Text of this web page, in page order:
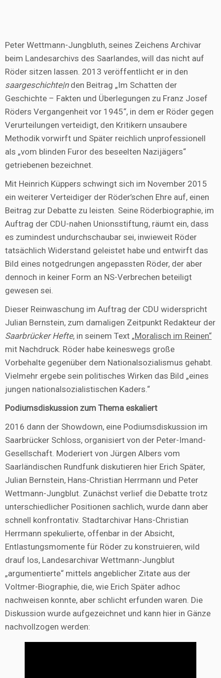
Peter Wettmann-Jungbluth, seines Zeichens Archivar
beim Landesarchivs des Saarlandes, will das nicht auf
Röder sitzen lassen. 2013 veröffentlicht er in den
saargeschichte|nden Beitrag „Im Schatten der
Geschichte – Fakten und Überlegungen zu Franz Josef
Röders Vergangenheit vor 1945“, in dem er Röder gegen
Verurteilungen verteidigt, den Kritikern unsaubere
Methodik vorwirft und Später reichlich unprofessionell
als „vom blinden Furor des beseelten Nazijägers“
getriebenen bezeichnet.
Mit Heinrich Küppers schwingt sich im November 2015
ein weiterer Verteidiger der Röder’schen Ehre auf, einen
Beitrag zur Debatte zu leisten. Seine Röderbiographie, im
Auftrag der CDU-nahen Unionsstiftung, räumt ein, dass
es zumindest undurchschaubar sei, inwieweit Röder
tatsächlich Widerstand geleistet habe und entwirft das
Bild eines notgedrungen angepassten Röder, der aber
dennoch in keiner Form an NS-Verbrechen beteiligt
gewesen sei.
Dieser Reinwaschung im Auftrag der CDU widerspricht
Julian Bernstein, zum damaligen Zeitpunkt Redakteur der
Saarbrücker Hefte, in seinem Text „Moralisch im Reinen“
mit Nachdruck. Röder habe keineswegs große
Vorbehalte gegenüber dem Nationalsozialismus gehabt.
Vielmehr ergebe sein politisches Wirken das Bild „eines
jungen nationalsozialistischen Kaders.“
Podiumsdiskussion zum Thema eskaliert
2016 dann der Showdown, eine Podiumsdiskussion im
Saarbrücker Schloss, organisiert von der Peter-Imand-
Gesellschaft. Moderiert von Jürgen Albers vom
Saarländischen Rundfunk diskutieren hier Erich Später,
Julian Bernstein, Hans-Christian Herrmann und Peter
Wettmann-Jungblut. Zunächst verlief die Debatte trotz
unterschiedlicher Positionen sachlich, wurde dann aber
schnell konfrontativ. Stadtarchivar Hans-Christian
Herrmann spekulierte, offenbar in der Absicht,
Entlastungsmomente für Röder zu konstruieren, wild
drauf los, Landesarchivar Wettmann-Jungblut
„argumentierte“ mittels angeblicher Zitate aus der
Voltmer-Biographie, die, wie Erich Später adhoc
nachweisen konnte, aber schlicht erfunden waren. Die
Diskussion wurde aufgezeichnet und kann hier in Gänze
nachvollzogen werden: